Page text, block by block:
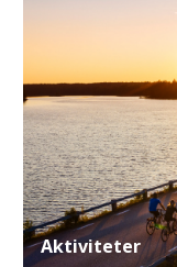
Aktiviteter